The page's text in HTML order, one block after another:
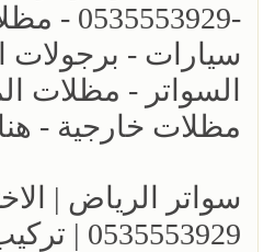
-
سيارات - برجولات
السواتر - مظلات
مظلات خارجية -
سواتر الرياض |